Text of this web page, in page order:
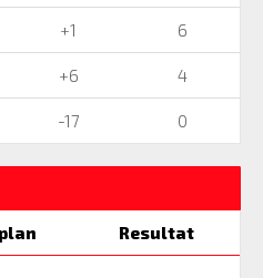
+1 6
+6 4
-17 0
Resultat